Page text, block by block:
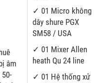
âm
✓ 01 Micro không
dây shure PGX
SM58 / USA
✓ 01 Mixer Allen
heath Qu 24 line
✓ 01 Hệ thống xử